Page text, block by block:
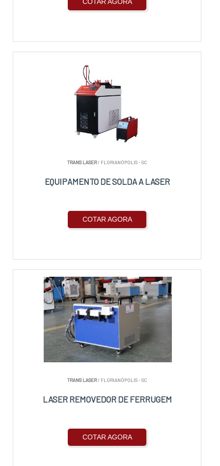
COTAR AGORA
TRANS LASER/ FLORIANÓPOLIS - SC
EQUIPAMENTO DE SOLDA A LASER
COTAR AGORA
TRANS LASER/ FLORIANÓPOLIS - SC
LASER REMOVEDOR DE FERRUGEM
COTAR AGORA